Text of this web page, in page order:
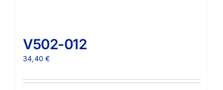
V502-012
34,40€